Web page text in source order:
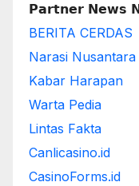
𝗣𝗮𝗿𝘁𝗻𝗲𝗿 𝗡𝗲𝘄𝘀
BERITA CERDAS
Narasi Nusantara
Kabar Harapan
Warta Pedia
Lintas Fakta
Canlicasino.id
CasinoForms.id